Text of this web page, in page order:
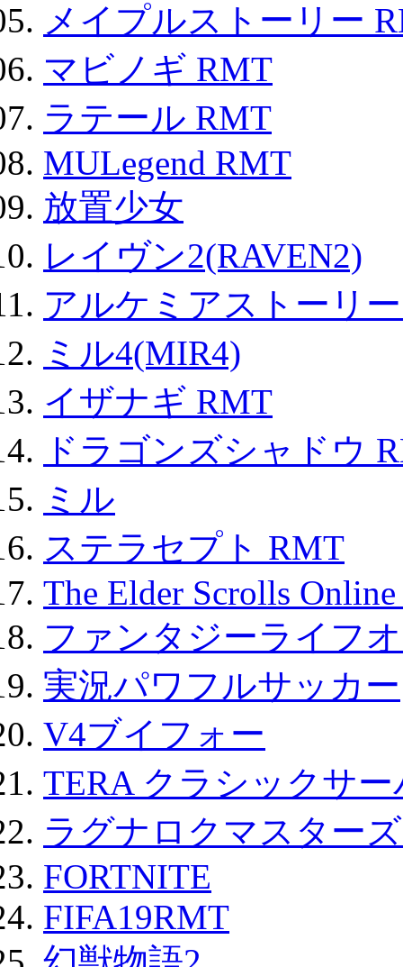
メイプルストーリー
マビノギ RMT
ラテール RMT
MULegend RMT
放置少女
レイヴン2(RAVEN2)
アルケミアストーリ
ミル4(MIR4)
イザナギ RMT
ドラゴンズシャドウ
ミル
ステラセプト RMT
The Elder Scrolls
ファンタジーライフ
実況パワフルサッカー
V4ブイフォー
TERA クラシックサ
ラグナロクマスター
FORTNITE
FIFA19RMT